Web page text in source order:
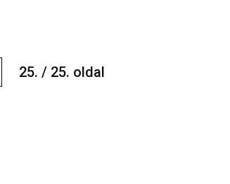
25. / 25. oldal